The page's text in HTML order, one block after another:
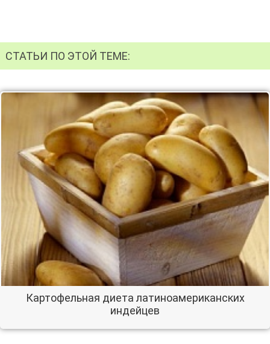
СТАТЬИ ПО ЭТОЙ ТЕМЕ:
Картофельная диета латиноамериканских
индейцев